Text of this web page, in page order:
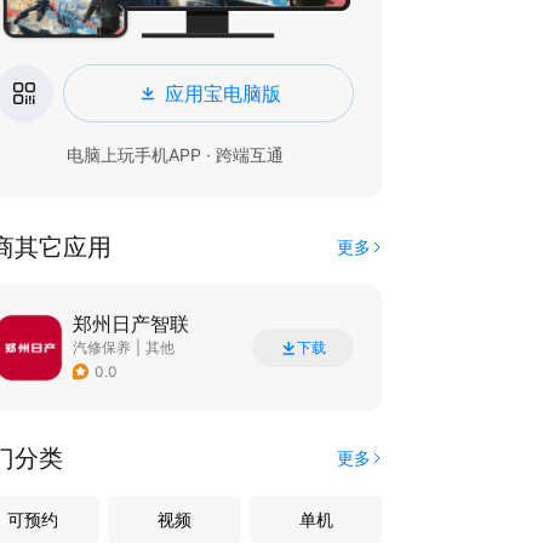
应用宝电脑版
电脑上玩手机APP · 跨端互通
其它应用 更多
郑州日产智联
汽修保养
其他
0.0
下载
分类 更多
可预约 视频 单机